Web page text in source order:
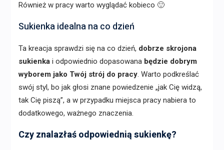
Również w pracy warto wyglądać kobieco 🙂
Sukienka idealna na co dzień
Ta kreacja sprawdzi się na co dzień, dobrze skrojona
sukienkai odpowiednio dopasowana będzie dobrym
wyborem jako Twój strój do pracy. Warto podkreślać
swój styl, bo jak głosi znane powiedzenie „jak Cię widzą,
tak Cię piszą”, a w przypadku miejsca pracy nabiera to
dodatkowego, ważnego znaczenia.
Czy znalazłaś odpowiednią sukienkę?